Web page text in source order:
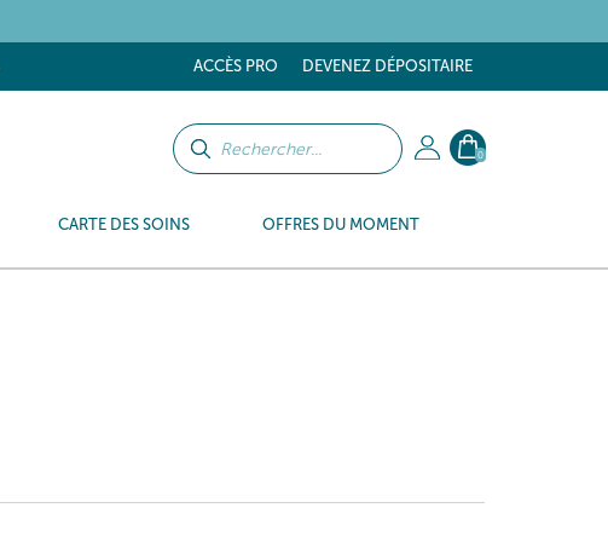
ACCÈS PRO DEVENEZ DÉPOSITAIRE
0
CARTE DES SOINS OFFRES DU MOMENT